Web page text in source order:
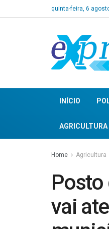
quinta-feira, 6
INÍCIO
AGRICULTURA
Home Agricultura
Posto
vai